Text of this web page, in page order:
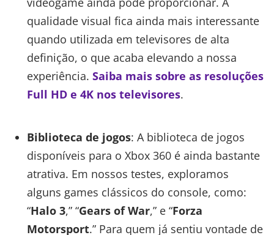
qualidade visual fica ainda mais interessante
quando utilizada em televisores de alta
definição, o que acaba elevando a nossa
experiência. Saiba mais sobre as resoluções
Full HD e 4K nos televisores.
Biblioteca de jogos: A biblioteca de jogos
disponíveis para o Xbox 360 é ainda bastante
atrativa. Em nossos testes, exploramos
alguns games clássicos do console, como:
“Halo 3,” “Gears of War,” e “Forza
Motorsport.” Para quem já sentiu vontade de